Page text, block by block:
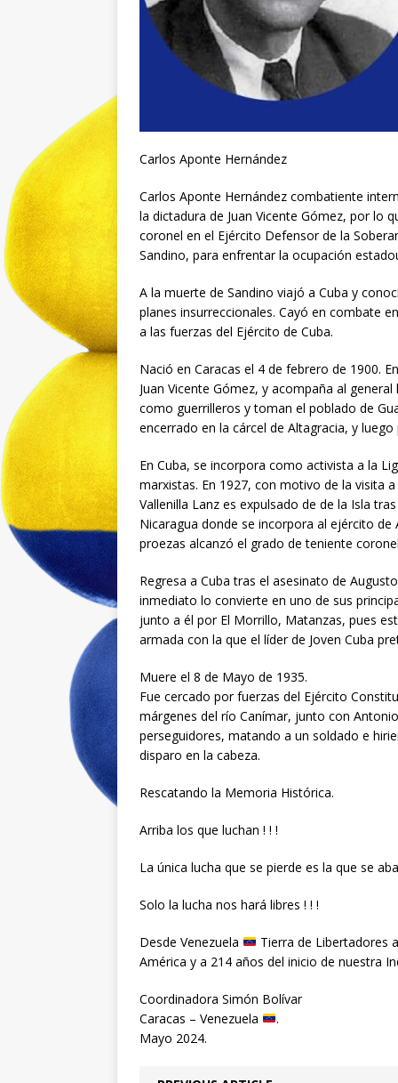
Carlos Aponte Hernández
Carlos Aponte Hernández combatiente
la dictadura de Juan Vicente Gómez, por lo
coronel en el Ejército Defensor de la
Sandino, para enfrentar la ocupación
A la muerte de Sandino viajó a Cuba y
planes insurreccionales. Cayó en combate
a las fuerzas del Ejército de Cuba.
Nació en Caracas el 4 de febrero de 1900.
Juan Vicente Gómez, y acompaña al
como guerrilleros y toman el poblado de
encerrado en la cárcel de Altagracia, y
En Cuba, se incorpora como activista a la
marxistas. En 1927, con motivo de la visita
Vallenilla Lanz es expulsado de de la Isla
Nicaragua donde se incorpora al ejército de
proezas alcanzó el grado de teniente
Regresa a Cuba tras el asesinato de
inmediato lo convierte en uno de sus
junto a él por El Morrillo, Matanzas, pues
armada con la que el líder de Joven Cuba
Muere el 8 de Mayo de 1935.
Fue cercado por fuerzas del Ejército
márgenes del río Canímar, junto con
perseguidores, matando a un soldado e
disparo en la cabeza.
Rescatando la Memoria Histórica.
Arriba los que luchan ! ! !
La única lucha que se pierde es la que se
Solo la lucha nos hará libres ! ! !
Desde Venezuela
Tierra de Libertadores
América y a 214 años del inicio de nuestra
Coordinadora Simón Bolívar
Caracas – Venezuela
.
Mayo 2024.